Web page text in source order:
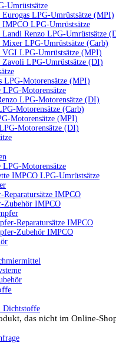
Umrüstsätze
LPG-Umrüstsätze (MPI)
LPG-Umrüstsätze
Renzo LPG-Umrüstsätze
LPG-Umrüstsätze (Carb)
LPG-Umrüstsätze (MPI)
LPG-Umrüstsätze (DI)
LPG-Motorensätze (MPI)
Motorensätze
LPG-Motorensätze (DI)
Motorensätze (Carb)
Motorensätze (MPI)
Motorensätze (DI)
Motorensätze
IMPCO LPG-Umrüstsätze
Reparatursätze IMPCO
Zubehör IMPCO
Reparatursätze IMPCO
Zubehör IMPCO
Dichtstoffe
das nicht im Online-